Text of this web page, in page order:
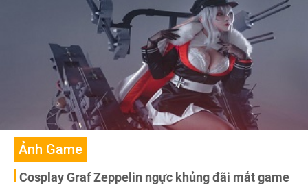
Ảnh Game
Cosplay Graf Zeppelin ngực khủng đãi mắt game